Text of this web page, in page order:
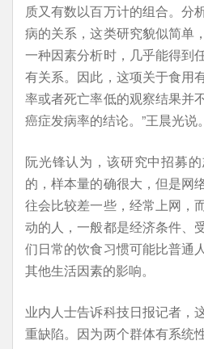
质又有数以百万计的组合。分
病的关系，这类研究貌似简单
一种因素分析时，几乎能得到
有关系。因此，这项关于食用
率或者死亡率低的观察结果并
癌症发病率的结论。”王晨光说。
阮光锋认为，该研究中招募
的，样本量的确很大，但是网
往会比较差一些，经常上网，
动的人，一般都是经济条件、
们日常的饮食习惯可能比普通
其他生活因素的影响。
业内人士告诉科技日报记者，
重缺陷。因为两个群体有系统